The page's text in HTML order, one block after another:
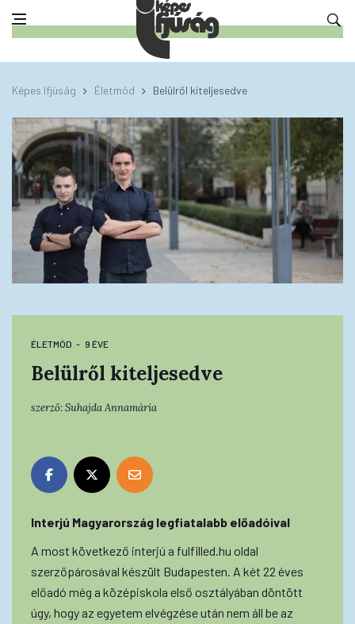
Képes Ifjúság Életmód Belülről kiteljesedve
ÉLETMÓD 9 ÉVE
Belülről kiteljesedve
szerző:Suhajda Annamária
Interjú Magyarország legfiatalabb előadóival
A most következő interjú a fulfilled.hu oldal
szerzőpárosával készült Budapesten. A két 22 éves
előadó még a középiskola első osztályában döntött
úgy, hogy az egyetem elvégzése után nem áll be az